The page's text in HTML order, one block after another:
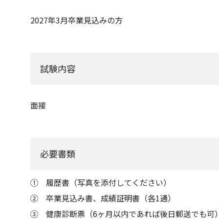
2027年3月卒業見込みの方
試験内容
面接
必要書類
① 履歴書（写真を添付してください）
② 卒業見込み書、成績証明書（各1通）
③ 健康診断票（6ヶ月以内であれば後日郵送でも可